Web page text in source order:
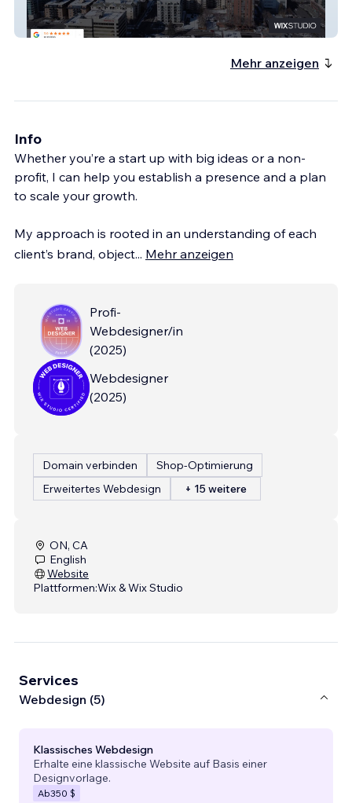
Immigration Consultant
Mehr anzeigen
Info
Whether you’re a start up with big ideas or a non-
profit, I can help you establish a presence and a plan
to scale your growth.
My approach is rooted in an understanding of each
client’s brand, object... Mehr anzeigen
Profi-
Webdesigner/in
(2025)
Webdesigner
(2025)
Domain verbinden
Shop-Optimierung
Erweitertes Webdesign
+ 15 weitere
ON, CA
English
Website
Plattformen:Wix & Wix Studio
Services
Webdesign (5)
Klassisches Webdesign
Erhalte eine klassische Website auf Basis einer
Designvorlage.
Ab350 $